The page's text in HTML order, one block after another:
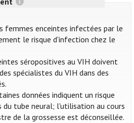
femmes enceintes infectées par le
le risque d'infection chez le
séropositives au VIH doivent
spécialistes du VIH dans des
données indiquent un risque
du tube neural; l'utilisation au cours
de la grossesse est déconseillée.